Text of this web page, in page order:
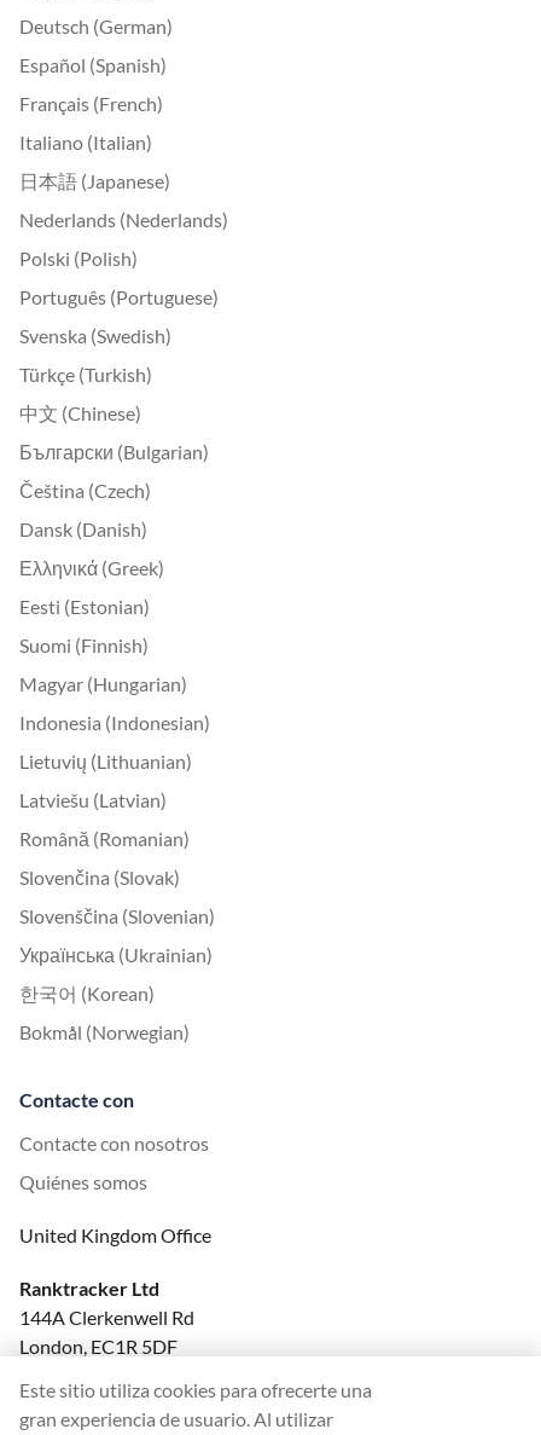
Deutsch (German)
Español (Spanish)
Français (French)
Italiano (Italian)
日本語 (Japanese)
Nederlands (Nederlands)
Polski (Polish)
Português (Portuguese)
Svenska (Swedish)
Türkçe (Turkish)
中文 (Chinese)
Български (Bulgarian)
Čeština (Czech)
Dansk (Danish)
Ελληνικά (Greek)
Eesti (Estonian)
Suomi (Finnish)
Magyar (Hungarian)
Indonesia (Indonesian)
Lietuvių (Lithuanian)
Latviešu (Latvian)
Română (Romanian)
Slovenčina (Slovak)
Slovenščina (Slovenian)
Українська (Ukrainian)
한국어 (Korean)
Bokmål (Norwegian)
Contacte con
Contacte con nosotros
Quiénes somos
United Kingdom Office
Ranktracker Ltd
144A Clerkenwell Rd
London, EC1R 5DF
felix@ranktracker.com
Este sitio utiliza cookies para ofrecerte una
gran experiencia de usuario. Al utilizar